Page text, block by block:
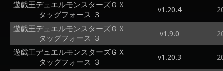
遊戯王デュエルモンスターズＧＸ
タッグフォース ３
v1.20.4
遊戯王デュエルモンスターズＧＸ
タッグフォース ３
v1.9.0
遊戯王デュエルモンスターズＧＸ
タッグフォース ３
v1.20.3